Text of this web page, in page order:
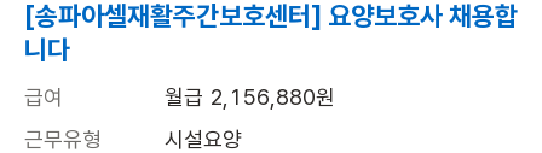
[송파아셀재활주간보호센터] 요양보호사 채용합
니다
급여
월급 2,156,880원
근무유형
시설요양